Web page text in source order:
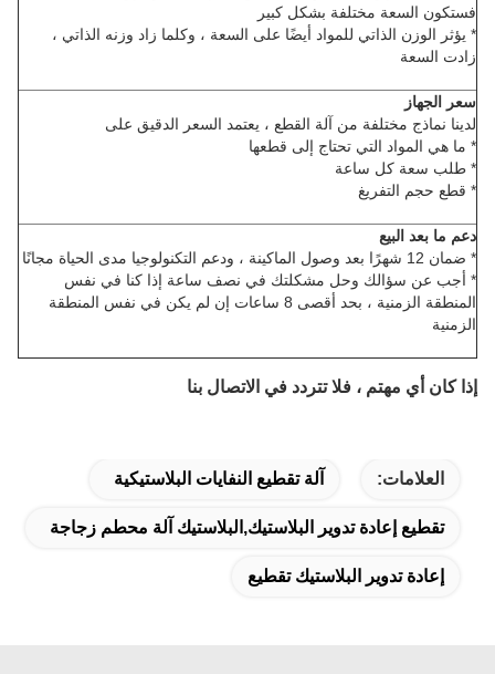
فستكون السعة مختلفة بشكل كبير
* يؤثر الوزن الذاتي للمواد أيضًا على السعة ، وكلما زاد وزنه الذاتي ،
زادت السعة
سعر الجهاز
لدينا نماذج مختلفة من آلة القطع ، يعتمد السعر الدقيق على
* ما هي المواد التي تحتاج إلى قطعها
* طلب سعة كل ساعة
* قطع حجم التفريغ
دعم ما بعد البيع
* ضمان 12 شهرًا بعد وصول الماكينة ، ودعم التكنولوجيا مدى الحياة مجانًا
* أجب عن سؤالك وحل مشكلتك في نصف ساعة إذا كنا في نفس
المنطقة الزمنية ، بحد أقصى 8 ساعات إن لم يكن في نفس المنطقة
الزمنية
إذا كان أي مهتم ، فلا تتردد في الاتصال بنا
العلامات: آلة تقطيع النفايات البلاستيكية
تقطيع إعادة تدوير البلاستيك,البلاستيك آلة محطم زجاجة
إعادة تدوير البلاستيك تقطيع